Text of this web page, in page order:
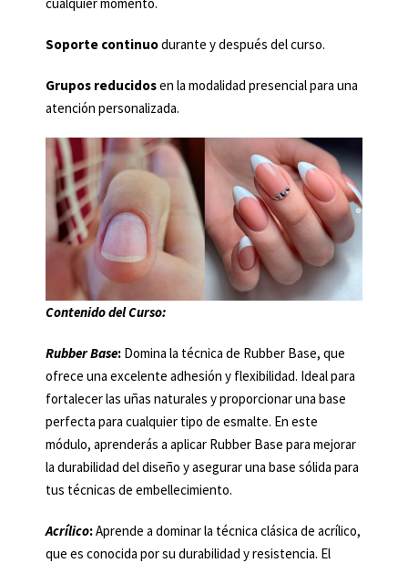
Soporte continuodurante y después del curso.
Grupos reducidosen la modalidad presencial para una
atención personalizada.
Contenido del Curso:
Rubber Base: Domina la técnica de Rubber Base, que
ofrece una excelente adhesión y flexibilidad. Ideal para
fortalecer las uñas naturales y proporcionar una base
perfecta para cualquier tipo de esmalte. En este
módulo, aprenderás a aplicar Rubber Base para mejorar
la durabilidad del diseño y asegurar una base sólida para
tus técnicas de embellecimiento.
Acrílico:Aprende a dominar la técnica clásica de acrílico,
que es conocida por su durabilidad y resistencia. El